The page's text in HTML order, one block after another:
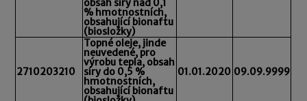
obsah síry nad 0,1
% hmotnostních,
obsahující bionaftu
(biosložky)
2710203210
Topné oleje, jinde
neuvedené, pro
výrobu tepla, obsah
síry do 0,5 %
hmotnostních,
obsahující bionaftu
01.01.2020 09.09.9999